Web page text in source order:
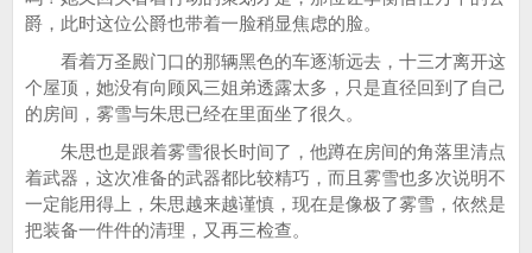
爵，此时这位公爵也带着一脸稍显焦虑的脸。
看着万圣殿门口的那辆黑色的车逐渐远去，十三才离开这
个屋顶，她没有向顾风三姐弟透露太多，只是直径回到了自己
的房间，雾雪与朱思已经在里面坐了很久。
朱思也是跟着雾雪很长时间了，他蹲在房间的角落里清点
着武器，这次准备的武器都比较精巧，而且雾雪也多次说明不
一定能用得上，朱思越来越谨慎，现在是像极了雾雪，依然是
把装备一件件的清理，又再三检查。